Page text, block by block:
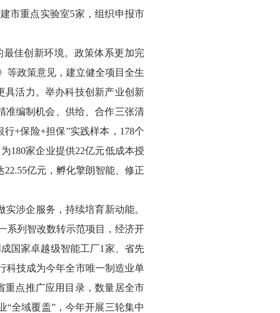
市重点实验室5家，组织申报市
佳创新环境。政策体系更加完
等政策意见，建立健全项目全生
具活力。举办科技创新产业创新
准编制机会、供给、合作三张清
+保险+担保”实践样本，178个
180家企业提供22亿元低成本授
亿元，孵化擎朗智能、修正
涉企服务，持续培育新动能。
系列智改数转示范项目，经济开
国家卓越级智能工厂1家、省先
科技成为今年全市唯一制造业单
重点推广应用目录，数量居全市
“全域覆盖”，今年开展三轮集中